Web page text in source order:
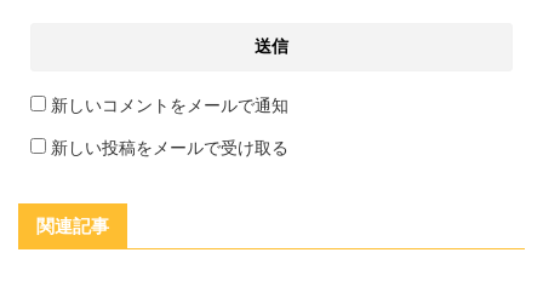
新しいコメントをメールで通知
新しい投稿をメールで受け取る
関連記事